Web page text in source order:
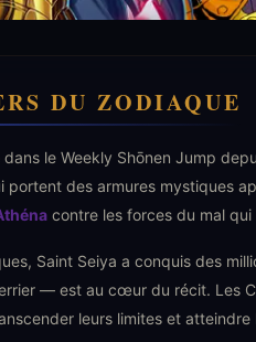
DU ZODIAQUE
dans le Weekly Shōnen Jump
des armures mystiques
contre les forces du mal
Saint Seiya a conquis des
— est au cœur du récit. Les
leurs limites et atteindre